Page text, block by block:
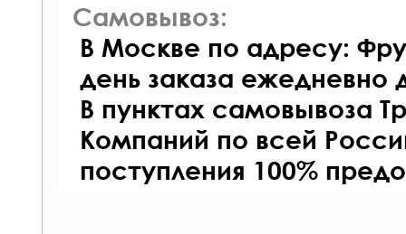
Самовывоз:
В Москве по адресу:
день заказа ежедневно
В пунктах самовывоза
Компаний по всей
поступления 100%